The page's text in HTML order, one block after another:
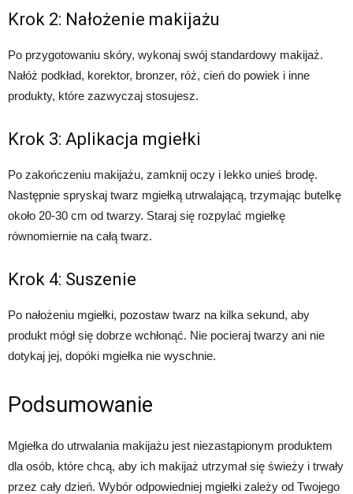
Krok 2: Nałożenie makijażu
Po przygotowaniu skóry, wykonaj swój standardowy makijaż.
Nałóż podkład, korektor, bronzer, róż, cień do powiek i inne
produkty, które zazwyczaj stosujesz.
Krok 3: Aplikacja mgiełki
Po zakończeniu makijażu, zamknij oczy i lekko unieś brodę.
Następnie spryskaj twarz mgiełką utrwalającą, trzymając butelkę
około 20-30 cm od twarzy. Staraj się rozpylać mgiełkę
równomiernie na całą twarz.
Krok 4: Suszenie
Po nałożeniu mgiełki, pozostaw twarz na kilka sekund, aby
produkt mógł się dobrze wchłonąć. Nie pocieraj twarzy ani nie
dotykaj jej, dopóki mgiełka nie wyschnie.
Podsumowanie
Mgiełka do utrwalania makijażu jest niezastąpionym produktem
dla osób, które chcą, aby ich makijaż utrzymał się świeży i trwały
przez cały dzień. Wybór odpowiedniej mgiełki zależy od Twojego